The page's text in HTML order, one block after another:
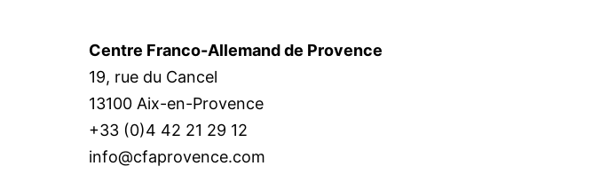
Centre Franco-Allemand de Provence
19, rue du Cancel
13100 Aix-en-Provence
+33 (0)4 42 21 29 12
info@cfaprovence.com